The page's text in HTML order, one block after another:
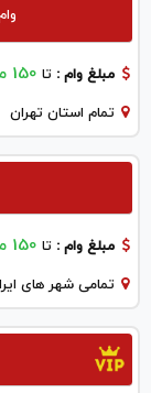
مبلغ وام : تا 150 میلیون
تمام استان تهران
مبلغ وام : تا 150 میلیون
تمامی شهر های